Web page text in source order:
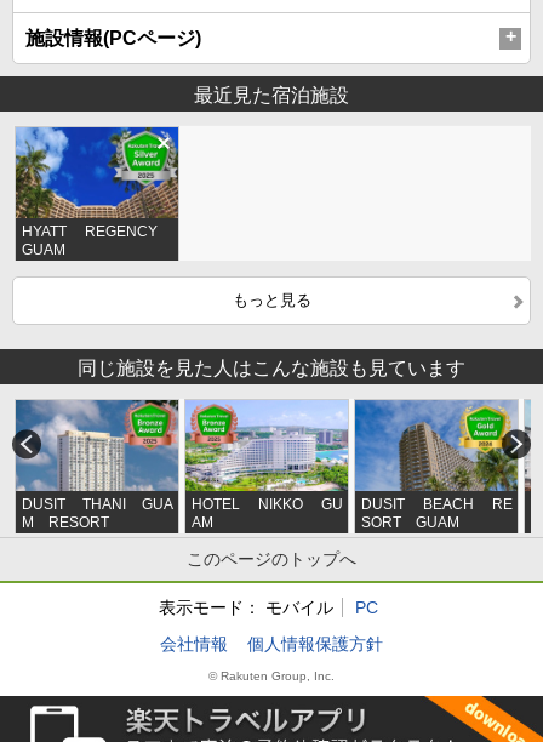
施設情報(PCページ)
最近見た宿泊施設
HYATT REGENCY
GUAM
もっと見る
同じ施設を見た人はこんな施設も見ています
DUSIT THANI GUA
M RESORT
HOTEL NIKKO GU
AM
DUSIT BEACH RE
SORT GUAM
このページのトップへ
表示モード： モバイル
PC
会社情報
個人情報保護方針
© Rakuten Group, Inc.